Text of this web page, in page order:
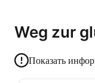
Weg zur
Показать